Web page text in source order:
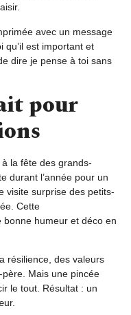
avec un message
qu’il est important et
dire je pense à toi sans
pour
la fête des grands-
durant l’année pour un
visite surprise des petits-
Cette
bonne humeur et déco en
résilience, des valeurs
Mais une pincée
le tout. Résultat : un